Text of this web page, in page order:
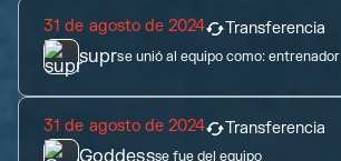
31 de agosto de 2024 Transferencia
suprse unió al equipo como:entrenador
31 de agosto de 2024 Transferencia
se fue del equipo